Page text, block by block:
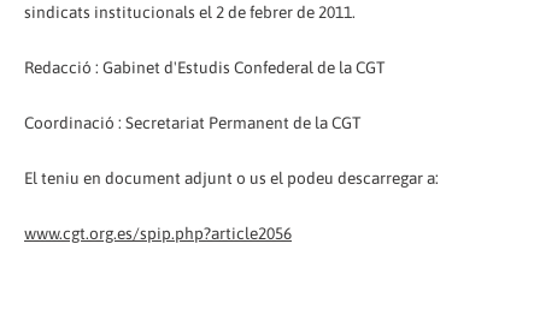
sindicats institucionals el 2 de febrer de 2011.
Redacció : Gabinet d'Estudis Confederal de la CGT
Coordinació : Secretariat Permanent de la CGT
El teniu en document adjunt o us el podeu descarregar a:
www.cgt.org.es/spip.php?article2056